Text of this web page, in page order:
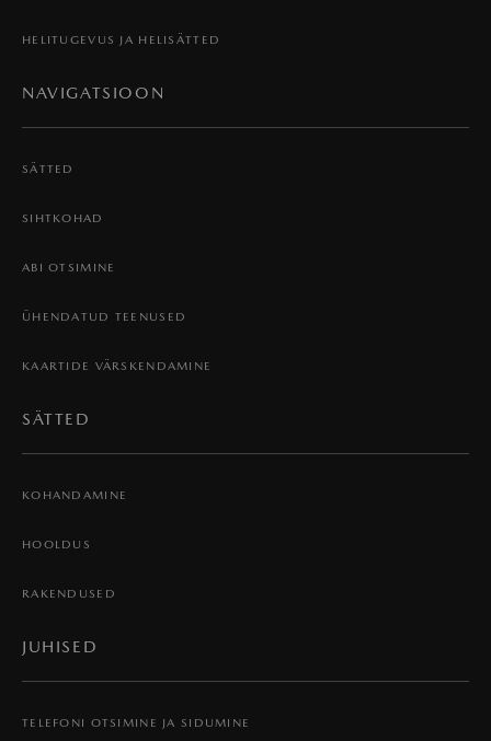
HELITUGEVUS JA HELISÄTTED
NAVIGATSIOON
SÄTTED
SIHTKOHAD
ABI OTSIMINE
ÜHENDATUD TEENUSED
KAARTIDE VÄRSKENDAMINE
SÄTTED
KOHANDAMINE
HOOLDUS
RAKENDUSED
JUHISED
TELEFONI OTSIMINE JA SIDUMINE